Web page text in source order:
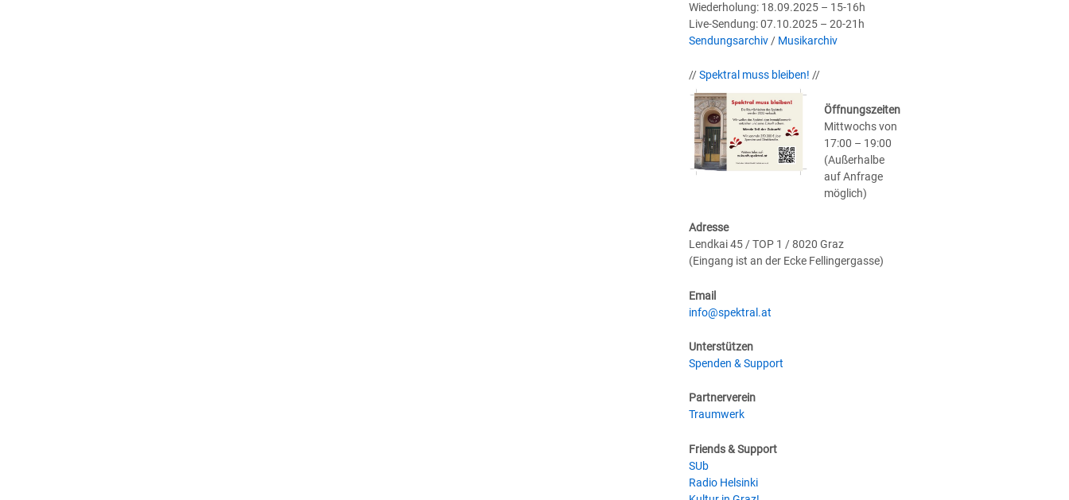
Wiederholung: 18.09.2025 – 15-16h
Live-Sendung: 07.10.2025 – 20-21h
Sendungsarchiv/ Musikarchiv
//Spektral muss bleiben! //
Öffnungszeiten
Mittwochs von
17:00 – 19:00
(Außerhalbe
auf Anfrage
möglich)
Adresse
Lendkai 45 / TOP 1 / 8020 Graz
(Eingang ist an der Ecke Fellingergasse)
Email
info@spektral.at
Unterstützen
Spenden & Support
Partnerverein
Traumwerk
Friends & Support
SUb
Radio Helsinki